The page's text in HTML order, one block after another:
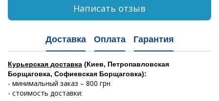
Написать отзыв
Доставка Оплата Гарантия
Курьерская доставка (Киев, Петропавловская
Борщаговка, Софиевская Борщаговка):
- минимальный заказ – 800 грн
- стоимость доставки: